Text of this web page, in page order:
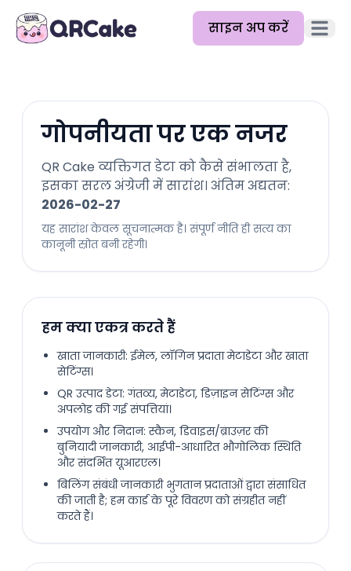
साइन अप करें मुख्य
मूल्य निर्धारण
ब्लॉग
दस्तावेज़
API
गोपनीयता पर एक नजर
QR Cake व्यक्तिगत डेटा को कैसे संभालता है,
इसका सरल अंग्रेजी में सारांश। अंतिम अद्यतन:
2026-02-27
यह सारांश केवल सूचनात्मक है। संपूर्ण नीति ही सत्य का
कानूनी स्रोत बनी रहेगी।
हम क्या एकत्र करते हैं
खाता जानकारी: ईमेल, लॉगिन प्रदाता मेटाडेटा और खाता
सेटिंग्स।
QR उत्पाद डेटा: गंतव्य, मेटाडेटा, डिज़ाइन सेटिंग्स और
अपलोड की गई संपत्तियां।
उपयोग और निदान: स्कैन, डिवाइस/ब्राउज़र की
बुनियादी जानकारी, आईपी-आधारित भौगोलिक स्थिति
और संदर्भित यूआरएल।
बिलिंग संबंधी जानकारी भुगतान प्रदाताओं द्वारा संसाधित
की जाती है; हम कार्ड के पूरे विवरण को संग्रहीत नहीं
करते हैं।